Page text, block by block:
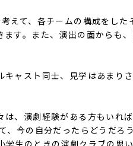
えて、各チームの構成をし
す。また、演出の面からも
ャスト同士、見学はあまり
、演劇経験がある方もいれ
今の自分だったらどうだろ
生のときの演劇クラブの思